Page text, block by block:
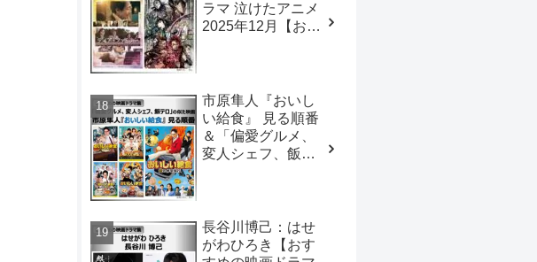
ラマ 泣けたアニメ
2025年12月【おす
市原隼人『おいし
い給食』 見る順番
＆「偏愛グルメ、
変人シェフ、飯テ
⾧谷川博己：はせ
がわひろき【おす